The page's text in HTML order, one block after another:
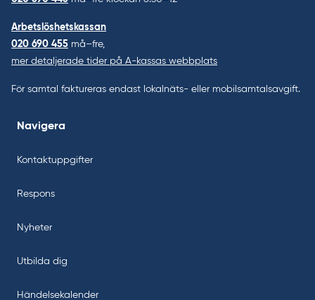
Arbetslöshetskassan
020 690 455 må–fre,
mer detaljerade tider på A-kassas webbplats
För samtal faktureras endast lokalnäts- eller mobilsamtalsavgift.
Navigera
Kontaktuppgifter
Respons
Nyheter
Utbilda dig
Händelsekalender